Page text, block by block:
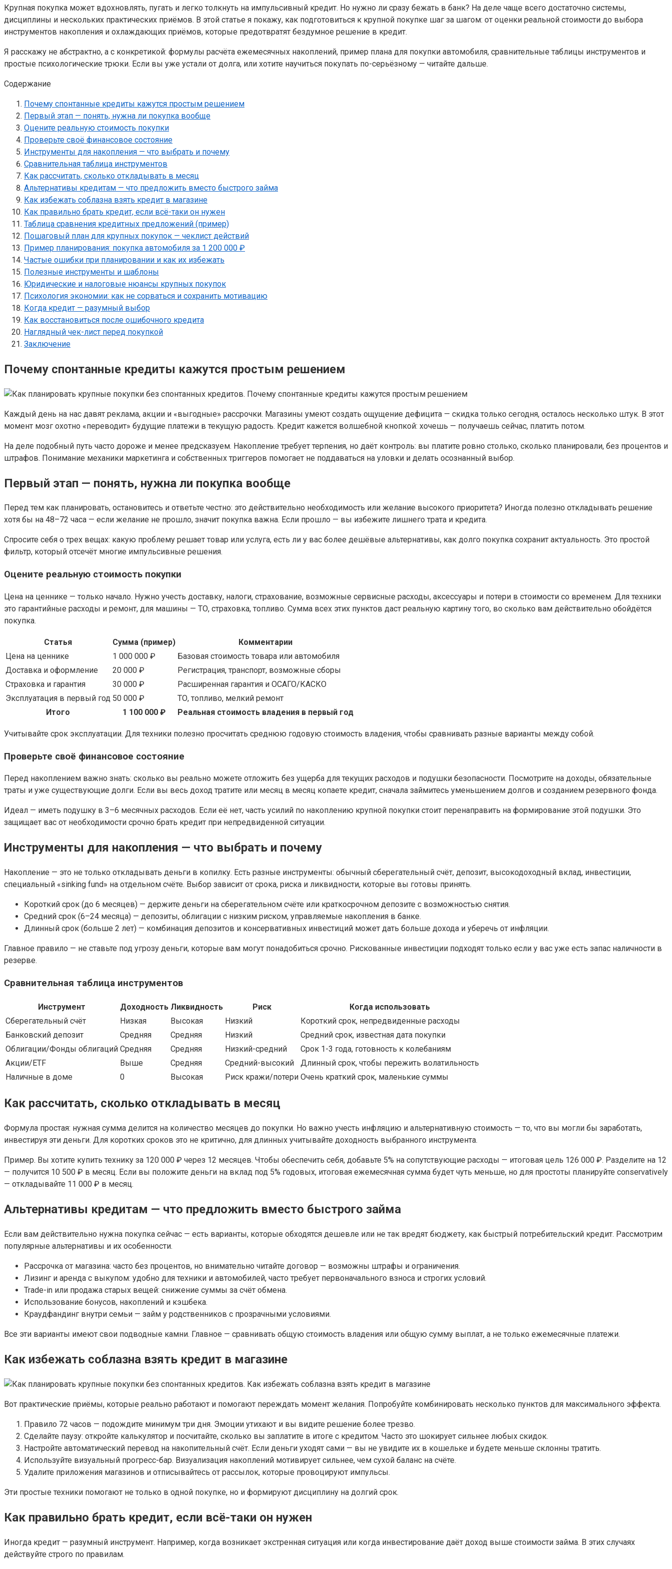
Крупная покупка может вдохновлять, пугать и легко толкнуть на импульсивный кредит. Но нужно ли сразу бежать в банк? На деле чаще всего достаточно системы,
дисциплины и нескольких практических приёмов. В этой статье я покажу, как подготовиться к крупной покупке шаг за шагом: от оценки реальной стоимости до выбора
инструментов накопления и охлаждающих приёмов, которые предотвратят бездумное решение в кредит.
Я расскажу не абстрактно, а с конкретикой: формулы расчёта ежемесячных накоплений, пример плана для покупки автомобиля, сравнительные таблицы инструментов и
простые психологические трюки. Если вы уже устали от долга, или хотите научиться покупать по-серьёзному — читайте дальше.
Содержание
Почему спонтанные кредиты кажутся простым решением
Первый этап — понять, нужна ли покупка вообще
Оцените реальную стоимость покупки
Проверьте своё финансовое состояние
Инструменты для накопления — что выбрать и почему
Сравнительная таблица инструментов
Как рассчитать, сколько откладывать в месяц
Альтернативы кредитам — что предложить вместо быстрого займа
Как избежать соблазна взять кредит в магазине
Как правильно брать кредит, если всё-таки он нужен
Таблица сравнения кредитных предложений (пример)
Пошаговый план для крупных покупок — чеклист действий
Пример планирования: покупка автомобиля за 1 200 000 ₽
Частые ошибки при планировании и как их избежать
Полезные инструменты и шаблоны
Юридические и налоговые нюансы крупных покупок
Психология экономии: как не сорваться и сохранить мотивацию
Когда кредит — разумный выбор
Как восстановиться после ошибочного кредита
Наглядный чек-лист перед покупкой
Заключение
Почему спонтанные кредиты кажутся простым решением
Каждый день на нас давят реклама, акции и «выгодные» рассрочки. Магазины умеют создать ощущение дефицита — скидка только сегодня, осталось несколько штук. В этот
момент мозг охотно «переводит» будущие платежи в текущую радость. Кредит кажется волшебной кнопкой: хочешь — получаешь сейчас, платить потом.
На деле подобный путь часто дороже и менее предсказуем. Накопление требует терпения, но даёт контроль: вы платите ровно столько, сколько планировали, без процентов и
штрафов. Понимание механики маркетинга и собственных триггеров помогает не поддаваться на уловки и делать осознанный выбор.
Первый этап — понять, нужна ли покупка вообще
Перед тем как планировать, остановитесь и ответьте честно: это действительно необходимость или желание высокого приоритета? Иногда полезно откладывать решение
хотя бы на 48–72 часа — если желание не прошло, значит покупка важна. Если прошло — вы избежите лишнего трата и кредита.
Спросите себя о трех вещах: какую проблему решает товар или услуга, есть ли у вас более дешёвые альтернативы, как долго покупка сохранит актуальность. Это простой
фильтр, который отсечёт многие импульсивные решения.
Оцените реальную стоимость покупки
Цена на ценнике — только начало. Нужно учесть доставку, налоги, страхование, возможные сервисные расходы, аксессуары и потери в стоимости со временем. Для техники
это гарантийные расходы и ремонт, для машины — ТО, страховка, топливо. Сумма всех этих пунктов даст реальную картину того, во сколько вам действительно обойдётся
покупка.
Статья Сумма (пример)
Комментарии
Цена на ценнике
1 000 000 ₽
Базовая стоимость товара или автомобиля
Доставка и оформление
20 000 ₽
Регистрация, транспорт, возможные сборы
Страховка и гарантия
30 000 ₽
Расширенная гарантия и ОСАГО/КАСКО
Эксплуатация в первый год 50 000 ₽
ТО, топливо, мелкий ремонт
Итого
1 100 000 ₽ Реальная стоимость владения в первый год
Учитывайте срок эксплуатации. Для техники полезно просчитать среднюю годовую стоимость владения, чтобы сравнивать разные варианты между собой.
Проверьте своё финансовое состояние
Перед накоплением важно знать: сколько вы реально можете отложить без ущерба для текущих расходов и подушки безопасности. Посмотрите на доходы, обязательные
траты и уже существующие долги. Если вы весь доход тратите или месяц в месяц копаете кредит, сначала займитесь уменьшением долгов и созданием резервного фонда.
Идеал — иметь подушку в 3–6 месячных расходов. Если её нет, часть усилий по накоплению крупной покупки стоит перенаправить на формирование этой подушки. Это
защищает вас от необходимости срочно брать кредит при непредвиденной ситуации.
Инструменты для накопления — что выбрать и почему
Накопление — это не только откладывать деньги в копилку. Есть разные инструменты: обычный сберегательный счёт, депозит, высокодоходный вклад, инвестиции,
специальный «sinking fund» на отдельном счёте. Выбор зависит от срока, риска и ликвидности, которые вы готовы принять.
Короткий срок (до 6 месяцев) — держите деньги на сберегательном счёте или краткосрочном депозите с возможностью снятия.
Средний срок (6–24 месяца) — депозиты, облигации с низким риском, управляемые накопления в банке.
Длинный срок (больше 2 лет) — комбинация депозитов и консервативных инвестиций может дать больше дохода и уберечь от инфляции.
Главное правило — не ставьте под угрозу деньги, которые вам могут понадобиться срочно. Рискованные инвестиции подходят только если у вас уже есть запас наличности в
резерве.
Сравнительная таблица инструментов
Инструмент Доходность Ликвидность Риск
Когда использовать
Сберегательный счёт
Низкая Высокая Низкий
Короткий срок, непредвиденные расходы
Банковский депозит
Средняя Средняя Низкий
Средний срок, известная дата покупки
Облигации/Фонды облигаций Средняя Средняя Низкий-средний
Срок 1-3 года, готовность к колебаниям
Акции/ETF
Выше Средняя Средний-высокий
Длинный срок, чтобы пережить волатильность
Наличные в доме
0 Высокая Риск кражи/потери Очень краткий срок, маленькие суммы
Как рассчитать, сколько откладывать в месяц
Формула простая: нужная сумма делится на количество месяцев до покупки. Но важно учесть инфляцию и альтернативную стоимость — то, что вы могли бы заработать,
инвестируя эти деньги. Для коротких сроков это не критично, для длинных учитывайте доходность выбранного инструмента.
Пример. Вы хотите купить технику за 120 000 ₽ через 12 месяцев. Чтобы обеспечить себя, добавьте 5% на сопутствующие расходы — итоговая цель 126 000 ₽. Разделите на 12
— получится 10 500 ₽ в месяц. Если вы положите деньги на вклад под 5% годовых, итоговая ежемесячная сумма будет чуть меньше, но для простоты планируйте conservatively
— откладывайте 11 000 ₽ в месяц.
Альтернативы кредитам — что предложить вместо быстрого займа
Если вам действительно нужна покупка сейчас — есть варианты, которые обходятся дешевле или не так вредят бюджету, как быстрый потребительский кредит. Рассмотрим
популярные альтернативы и их особенности.
Рассрочка от магазина: часто без процентов, но внимательно читайте договор — возможны штрафы и ограничения.
Лизинг и аренда с выкупом: удобно для техники и автомобилей, часто требует первоначального взноса и строгих условий.
Trade-in или продажа старых вещей: снижение суммы за счёт обмена.
Использование бонусов, накоплений и кэшбека.
Краудфандинг внутри семьи — займ у родственников с прозрачными условиями.
Все эти варианты имеют свои подводные камни. Главное — сравнивать общую стоимость владения или общую сумму выплат, а не только ежемесячные платежи.
Как избежать соблазна взять кредит в магазине
Вот практические приёмы, которые реально работают и помогают переждать момент желания. Попробуйте комбинировать несколько пунктов для максимального эффекта.
Правило 72 часов — подождите минимум три дня. Эмоции утихают и вы видите решение более трезво.
Сделайте паузу: откройте калькулятор и посчитайте, сколько вы заплатите в итоге с кредитом. Часто это шокирует сильнее любых скидок.
Настройте автоматический перевод на накопительный счёт. Если деньги уходят сами — вы не увидите их в кошельке и будете меньше склонны тратить.
Используйте визуальный прогресс-бар. Визуализация накоплений мотивирует сильнее, чем сухой баланс на счёте.
Удалите приложения магазинов и отписывайтесь от рассылок, которые провоцируют импульсы.
Эти простые техники помогают не только в одной покупке, но и формируют дисциплину на долгий срок.
Как правильно брать кредит, если всё-таки он нужен
Иногда кредит — разумный инструмент. Например, когда возникает экстренная ситуация или когда инвестирование даёт доход выше стоимости займа. В этих случаях
действуйте строго по правилам.